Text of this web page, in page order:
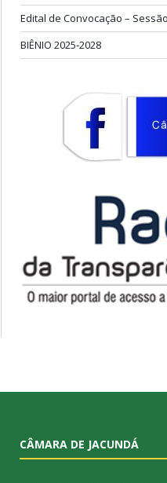
Edital de Convocação –
BIÊNIO 2025-2028
CÂMARA DE JACUNDÁ